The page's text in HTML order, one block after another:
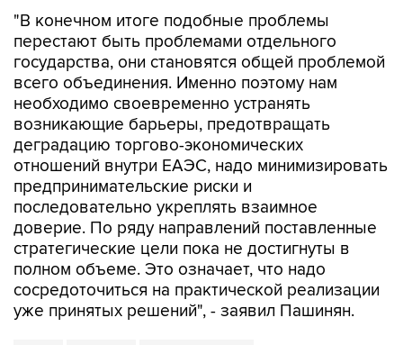
"В конечном итоге подобные проблемы
перестают быть проблемами отдельного
государства, они становятся общей проблемой
всего объединения. Именно поэтому нам
необходимо своевременно устранять
возникающие барьеры, предотвращать
деградацию торгово-экономических
отношений внутри ЕАЭС, надо минимизировать
предпринимательские риски и
последовательно укреплять взаимное
доверие. По ряду направлений поставленные
стратегические цели пока не достигнуты в
полном объеме. Это означает, что надо
сосредоточиться на практической реализации
уже принятых решений", - заявил Пашинян.